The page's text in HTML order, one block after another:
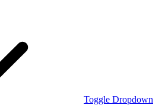
Toggle Dropdown